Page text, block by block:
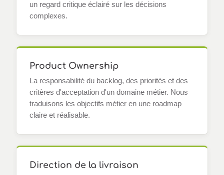
un regard critique éclairé sur les décisions
complexes.
Product Ownership
La responsabilité du backlog, des priorités et des
critères d'acceptation d'un domaine métier. Nous
traduisons les objectifs métier en une roadmap
claire et réalisable.
Direction de la livraison